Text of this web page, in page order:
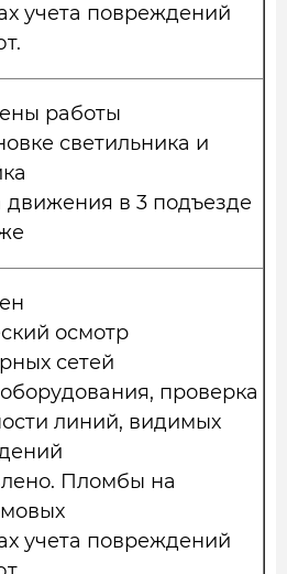
учета повреждений
работы
светильника и
движения в 3 подъезде
осмотр
сетей
проверка
линий, видимых
Пломбы на
учета повреждений